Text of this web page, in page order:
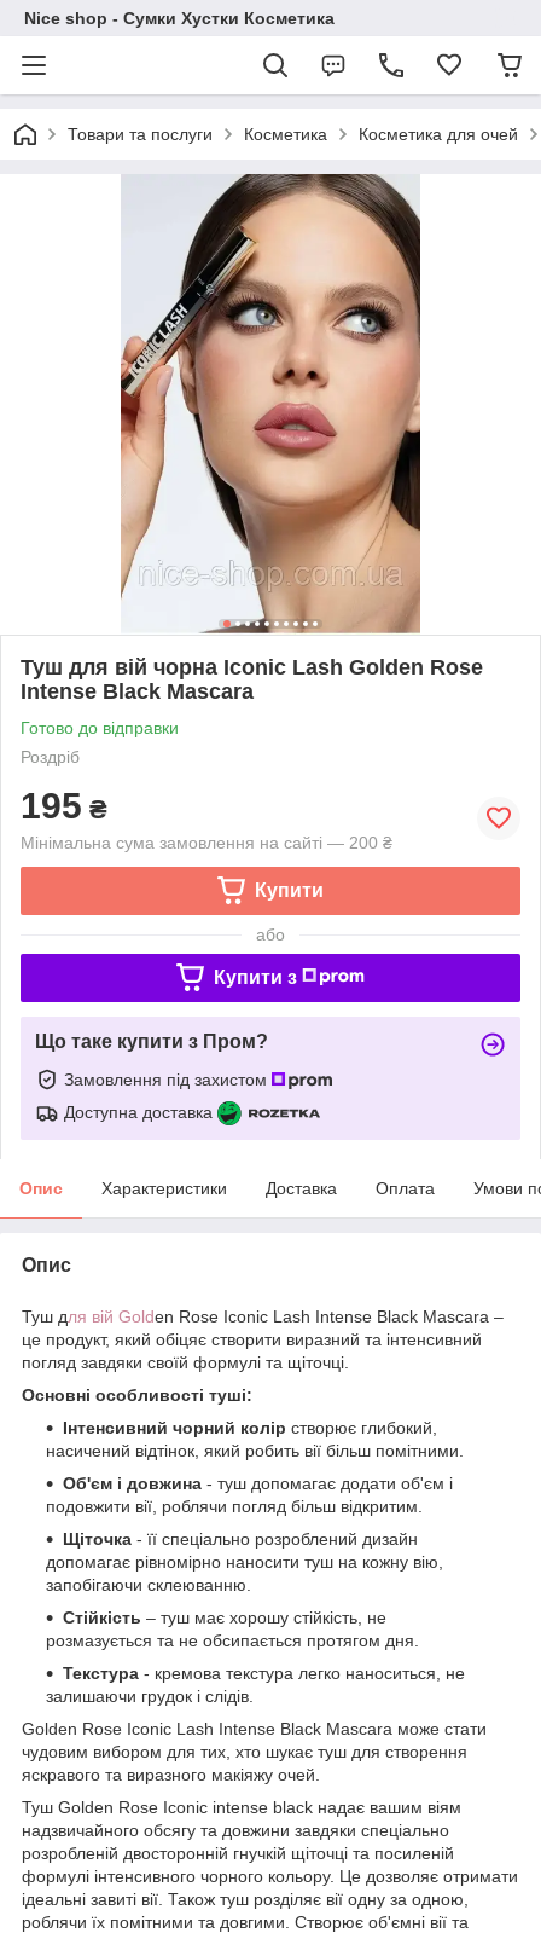
Nice shop - Сумки Хустки Косметика
Товари та послуги Косметика Косметика для очей
Туш для вій чорна Iconic Lash Golden Rose
Intense Black Mascara
Готово до відправки
Роздріб
195 ₴
Мінімальна сума замовлення на сайті — 200 ₴
Купити
або
Купити з
Що таке купити з Пром?
Замовлення під захистом
Доступна доставка
Опис Характеристики Доставка Оплата Умови
Опис
Туш для вій Golden Rose Iconic Lash Intense Black Mascara –
це продукт, який обіцяє створити виразний та інтенсивний
погляд завдяки своїй формулі та щіточці.
Основні особливості туші:
Інтенсивний чорний колір створює глибокий,
насичений відтінок, який робить вії більш помітними.
Об'єм і довжина - туш допомагає додати об'єм і
подовжити вії, роблячи погляд більш відкритим.
Щіточка - її спеціально розроблений дизайн
допомагає рівномірно наносити туш на кожну вію,
запобігаючи склеюванню.
Стійкість – туш має хорошу стійкість, не
розмазується та не обсипається протягом дня.
Текстура - кремова текстура легко наноситься, не
залишаючи грудок і слідів.
Golden Rose Iconic Lash Intense Black Mascara може стати
чудовим вибором для тих, хто шукає туш для створення
яскравого та виразного макіяжу очей.
Туш Golden Rose Iconic intense black надає вашим віям
надзвичайного обсягу та довжини завдяки спеціально
розробленій двосторонній гнучкій щіточці та посиленій
формулі інтенсивного чорного кольору. Це дозволяє отримати
ідеальні завиті вії. Також туш розділяє вії одну за одною,
роблячи їх помітними та довгими. Створює об'ємні вії та